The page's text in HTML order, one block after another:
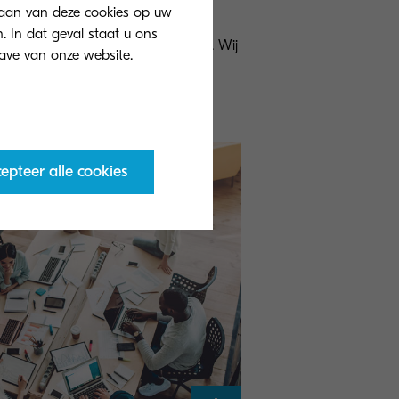
Lyceum - onderwijs
wilde hun printkosten verlagen. Wij
voor hen gerealiseerd met de
van deze cookies op uw
In dat geval staat u ons
toe alleen die cookies op uw apparaat te plaatsen die noodzakelijk zijn voor de correcte weergave van onze website.
alle cookies